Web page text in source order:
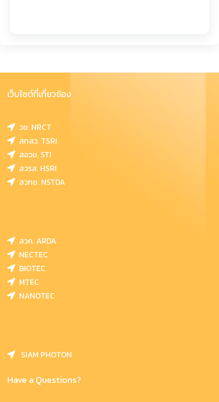
เว็บไซต์ที่เกี่ยวข้อง
วช. NRCT
สทสว. TSRI
สอวช. STI
สวรส. HSRI
สวทช. NSTDA
สวก. ARDA
NECTEC
BIOTEC
MTEC
NANOTEC
SIAM PHOTON
Have a Questions?